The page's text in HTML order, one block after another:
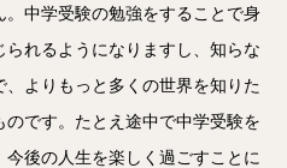
中学受験の勉強をすることで身
れるようになりますし、知らな
よりもっと多くの世界を知りた
です。たとえ途中で中学受験を
後の人生を楽しく過ごすことに